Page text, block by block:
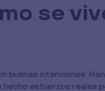
se
buenas intenciones.
hecho esfuerzos reales